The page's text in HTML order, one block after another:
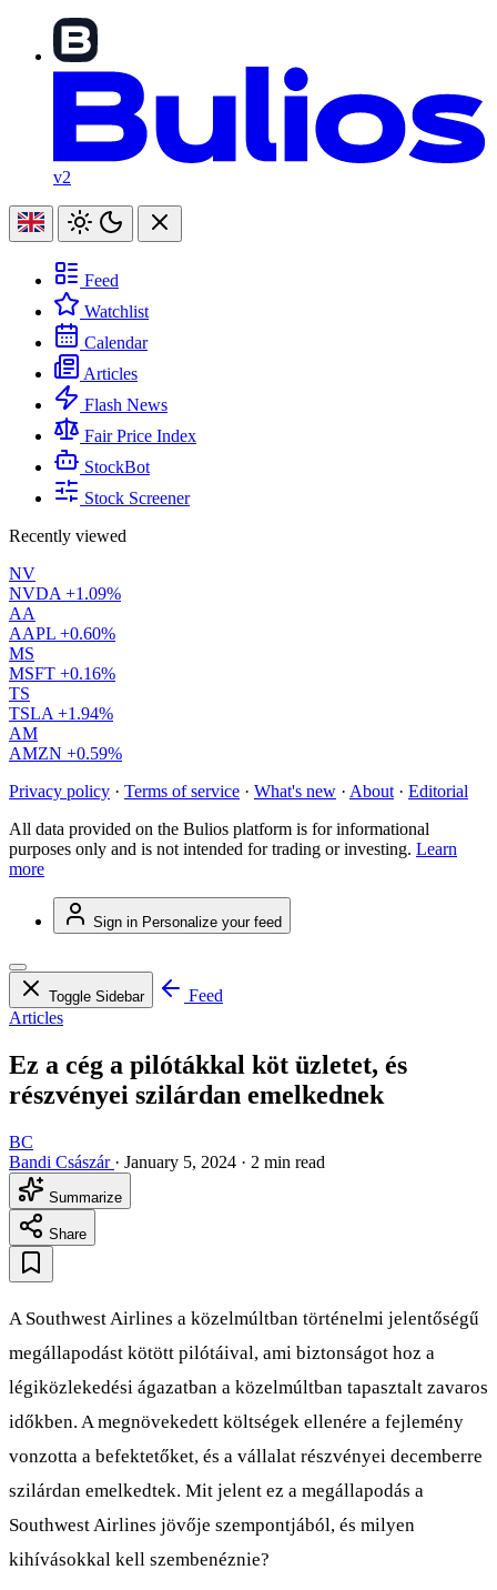
v2
Feed
Watchlist
Calendar
Articles
Flash News
Fair Price Index
StockBot
Stock Screener
Recently viewed
NV
NVDA +1.09%
AA
AAPL +0.60%
MS
MSFT +0.16%
TS
TSLA +1.94%
AM
AMZN +0.59%
Privacy policy · Terms of service · What's new · About · Editorial
All data provided on the Bulios platform is for informational
purposes only and is not intended for trading or investing. Learn
more
Sign in Personalize your feed
Toggle Sidebar
Feed
Articles
Ez a cég a pilótákkal köt üzletet, és
részvényei szilárdan emelkednek
BC
Bandi Császár · January 5, 2024 · 2 min read
Summarize
Share
A Southwest Airlines a közelmúltban történelmi jelentőségű
megállapodást kötött pilótáival, ami biztonságot hoz a
légiközlekedési ágazatban a közelmúltban tapasztalt zavaros
időkben. A megnövekedett költségek ellenére a fejlemény
vonzotta a befektetőket, és a vállalat részvényei decemberre
szilárdan emelkedtek. Mit jelent ez a megállapodás a
Southwest Airlines jövője szempontjából, és milyen
kihívásokkal kell szembenéznie?